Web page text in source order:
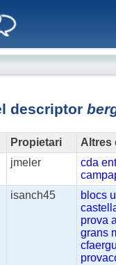
descriptor
Propietari
Altres
jmeler cda
isanch45 blocs
prova
grans